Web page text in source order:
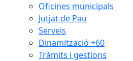
Oficines municipals
Jutjat de Pau
Serveis
Dinamització +60
Tràmits i gestions